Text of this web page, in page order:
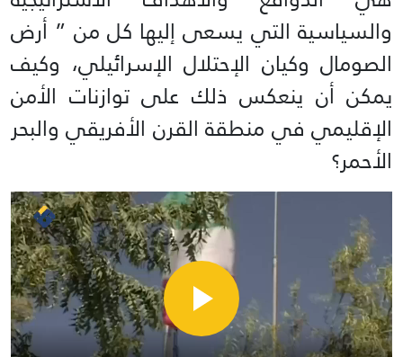
والسياسية التي يسعى إليها كل من ” أرض
الصومال وكيان الإحتلال الإسرائيلي، وكيف
يمكن أن ينعكس ذلك على توازنات الأمن
الإقليمي في منطقة القرن الأفريقي والبحر
الأحمر؟